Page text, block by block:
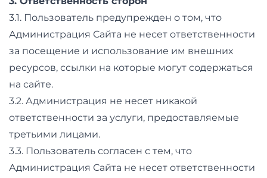
3.1. Пользователь предупрежден о том, что
Администрация Сайта не несет ответственности
за посещение и использование им внешних
ресурсов, ссылки на которые могут содержаться
на сайте.
3.2. Администрация не несет никакой
ответственности за услуги, предоставляемые
третьими лицами.
3.3. Пользователь согласен с тем, что
Администрация Сайта не несет ответственности